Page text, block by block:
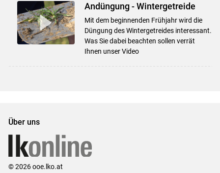
Andüngung - Wintergetreide
Mit dem beginnenden Frühjahr wird die
Düngung des Wintergetreides interessant.
Was Sie dabei beachten sollen verrät
Ihnen unser Video
Über uns
© 2026 ooe.lko.at